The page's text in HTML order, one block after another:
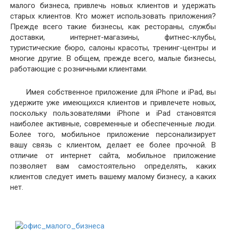
малого бизнеса, привлечь новых клиентов и удержать
старых клиентов. Кто может использовать приложения?
Прежде всего такие бизнесы, как рестораны, службы
доставки, интернет-магазины, фитнес-клубы,
туристические бюро, салоны красоты, тренинг-центры и
многие другие. В общем, прежде всего, малые бизнесы,
работающие с розничными клиентами.
Имея собственное приложение для iPhone и iPad, вы
удержите уже имеющихся клиентов и привлечете новых,
поскольку пользователями iPhone и iPad становятся
наиболее активные, современные и обеспеченные люди.
Более того, мобильное приложение персонализирует
вашу связь с клиентом, делает ее более прочной. В
отличие от интернет сайта, мобильное приложение
позволяет вам самостоятельно определять, каких
клиентов следует иметь вашему малому бизнесу, а каких
нет.